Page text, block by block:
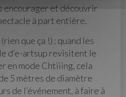
encourager et découvrir
à part entière.
(rien que ça !) : quand les
d’e-artsup revisitent le
en mode Chtiiing, cela
5 mètres de diamètre
de l’événement, à faire à